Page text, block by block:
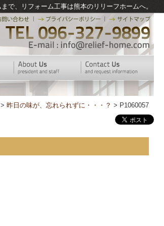
で、リフォーム工事は熊本のリリーフホームへ。
> 昨日の味が、忘れられずに・・・？ > P1060057